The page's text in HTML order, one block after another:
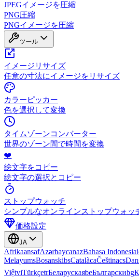
JPEGイメージを圧縮
PNG圧縮
PNGイメージを圧縮
ツール
イメージリサイズ
任意の寸法にイメージをリサイズ
カラーピッカー
色を選択して変換
タイムゾーンコンバーター
世界のゾーン間で時間を変換
❤️
絵文字をコピー
絵文字の選択とコピー
ストップウォッチ
シンプルなオンラインストップウォッ
価格設定
JA
AfrikaansafAzərbaycanazBahasa Indonesia
MelayumsBosanskibsCatalàcaČeštinacs
ViệtviTürkçetrБеларускаяbeБългарскиbg